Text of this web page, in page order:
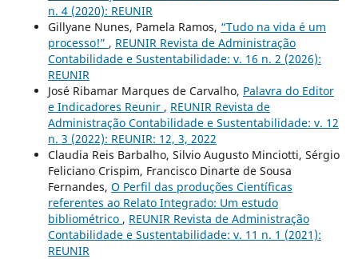
n. 4 (2020): REUNIR
Gillyane Nunes, Pamela Ramos, “Tudo na vida é um
processo!” , REUNIR Revista de Administração
Contabilidade e Sustentabilidade: v. 16 n. 2 (2026):
REUNIR
José Ribamar Marques de Carvalho, Palavra do Editor
e Indicadores Reunir , REUNIR Revista de
Administração Contabilidade e Sustentabilidade: v. 12
n. 3 (2022): REUNIR: 12, 3, 2022
Claudia Reis Barbalho, Silvio Augusto Minciotti, Sérgio
Feliciano Crispim, Francisco Dinarte de Sousa
Fernandes, O Perfil das produções Científicas
referentes ao Relato Integrado: Um estudo
bibliométrico , REUNIR Revista de Administração
Contabilidade e Sustentabilidade: v. 11 n. 1 (2021):
REUNIR